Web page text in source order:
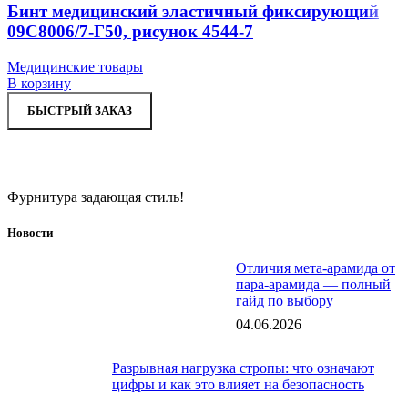
Бинт медицинский эластичный фиксирующий
09С8006/7-Г50, рисунок 4544-7
Медицинские товары
В корзину
БЫСТРЫЙ ЗАКАЗ
Фурнитура задающая стиль!
Новости
Отличия мета-арамида от
пара-арамида — полный
гайд по выбору
04.06.2026
Разрывная нагрузка стропы: что означают
цифры и как это влияет на безопасность